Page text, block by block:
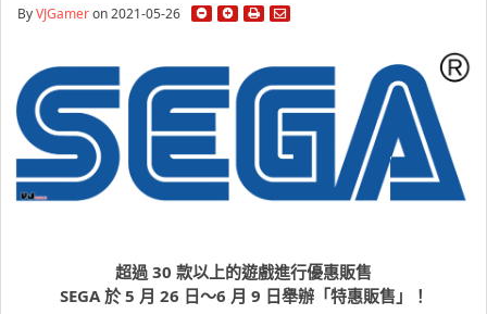
ByVJGameron 2021-05-26
超過 30 款以上的遊戲進行優惠販售
SEGA於5 月 26 日～6 月 9 日舉辦「特惠販售」！